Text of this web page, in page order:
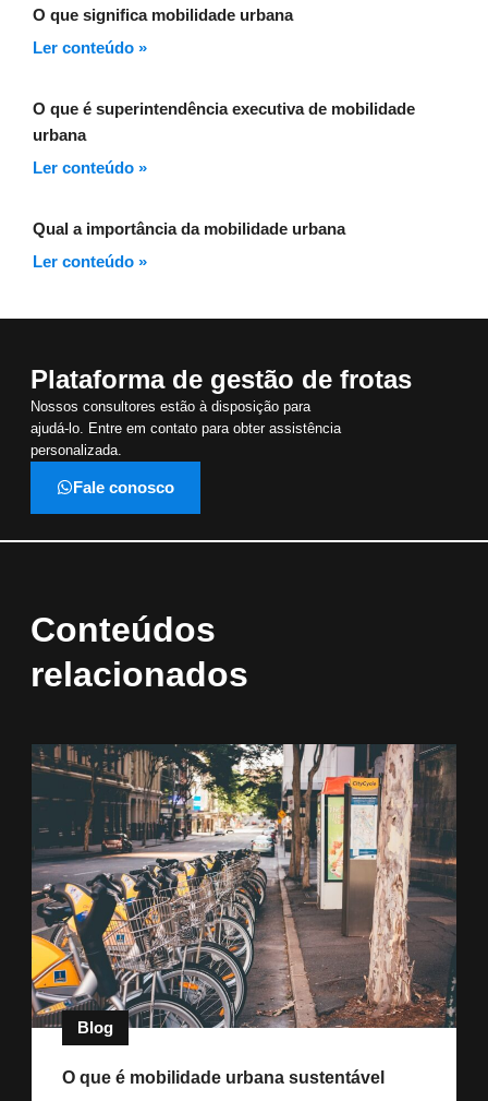
O que significa mobilidade urbana
Ler conteúdo »
O que é superintendência executiva de mobilidade
urbana
Ler conteúdo »
Qual a importância da mobilidade urbana
Ler conteúdo »
Plataforma de gestão de frotas
Nossos consultores estão à disposição para
ajudá-lo. Entre em contato para obter assistência
personalizada.
Fale conosco
Conteúdos
relacionados
Blog
O que é mobilidade urbana sustentável